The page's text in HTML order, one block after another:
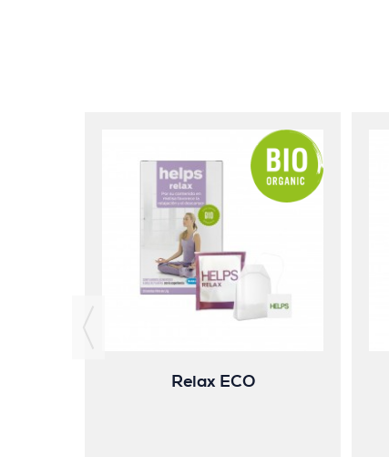
Relax ECO